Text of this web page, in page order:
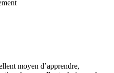
moyen d’apprendre,